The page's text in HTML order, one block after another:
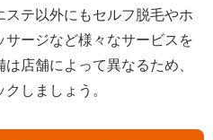
テ以外にもセルフ脱毛やホ
ージなど様々なサービスを
店舗によって異なるため、
しましょう。